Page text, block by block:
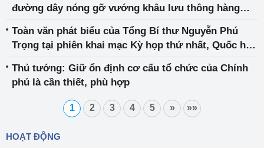
đường dây nóng gỡ vướng khâu lưu thông hàng
Toàn văn phát biểu của Tổng Bí thư Nguyễn Phú
Trọng tại phiên khai mạc Kỳ họp thứ nhất, Quốc hội
Thủ tướng: Giữ ổn định cơ cấu tổ chức của Chính
phủ là cần thiết, phù hợp
1 2 3 4 5 » »»
HOẠT ĐỘNG